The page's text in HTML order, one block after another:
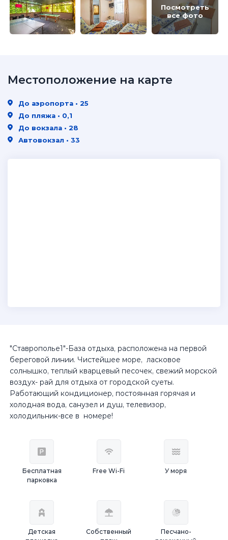
Посмотреть
все фото
"Ставрополье1"-База отдыха, расположена на первой
береговой линии. Чистейшее море, ласковое
солнышко, теплый кварцевый песочек, свежий морской
воздух- рай для отдыха от городской суеты.
Работающий кондиционер, постоянная горячая и
холодная вода, санузел и душ, телевизор,
холодильник-все в номере!
Бесплатная
парковка
Free Wi-Fi У моря
Детская
Собственный
Песчано-
Местоположение на карте
До аэропорта • 25
До пляжа • 0,1
До вокзала • 28
Автовокзал • 33